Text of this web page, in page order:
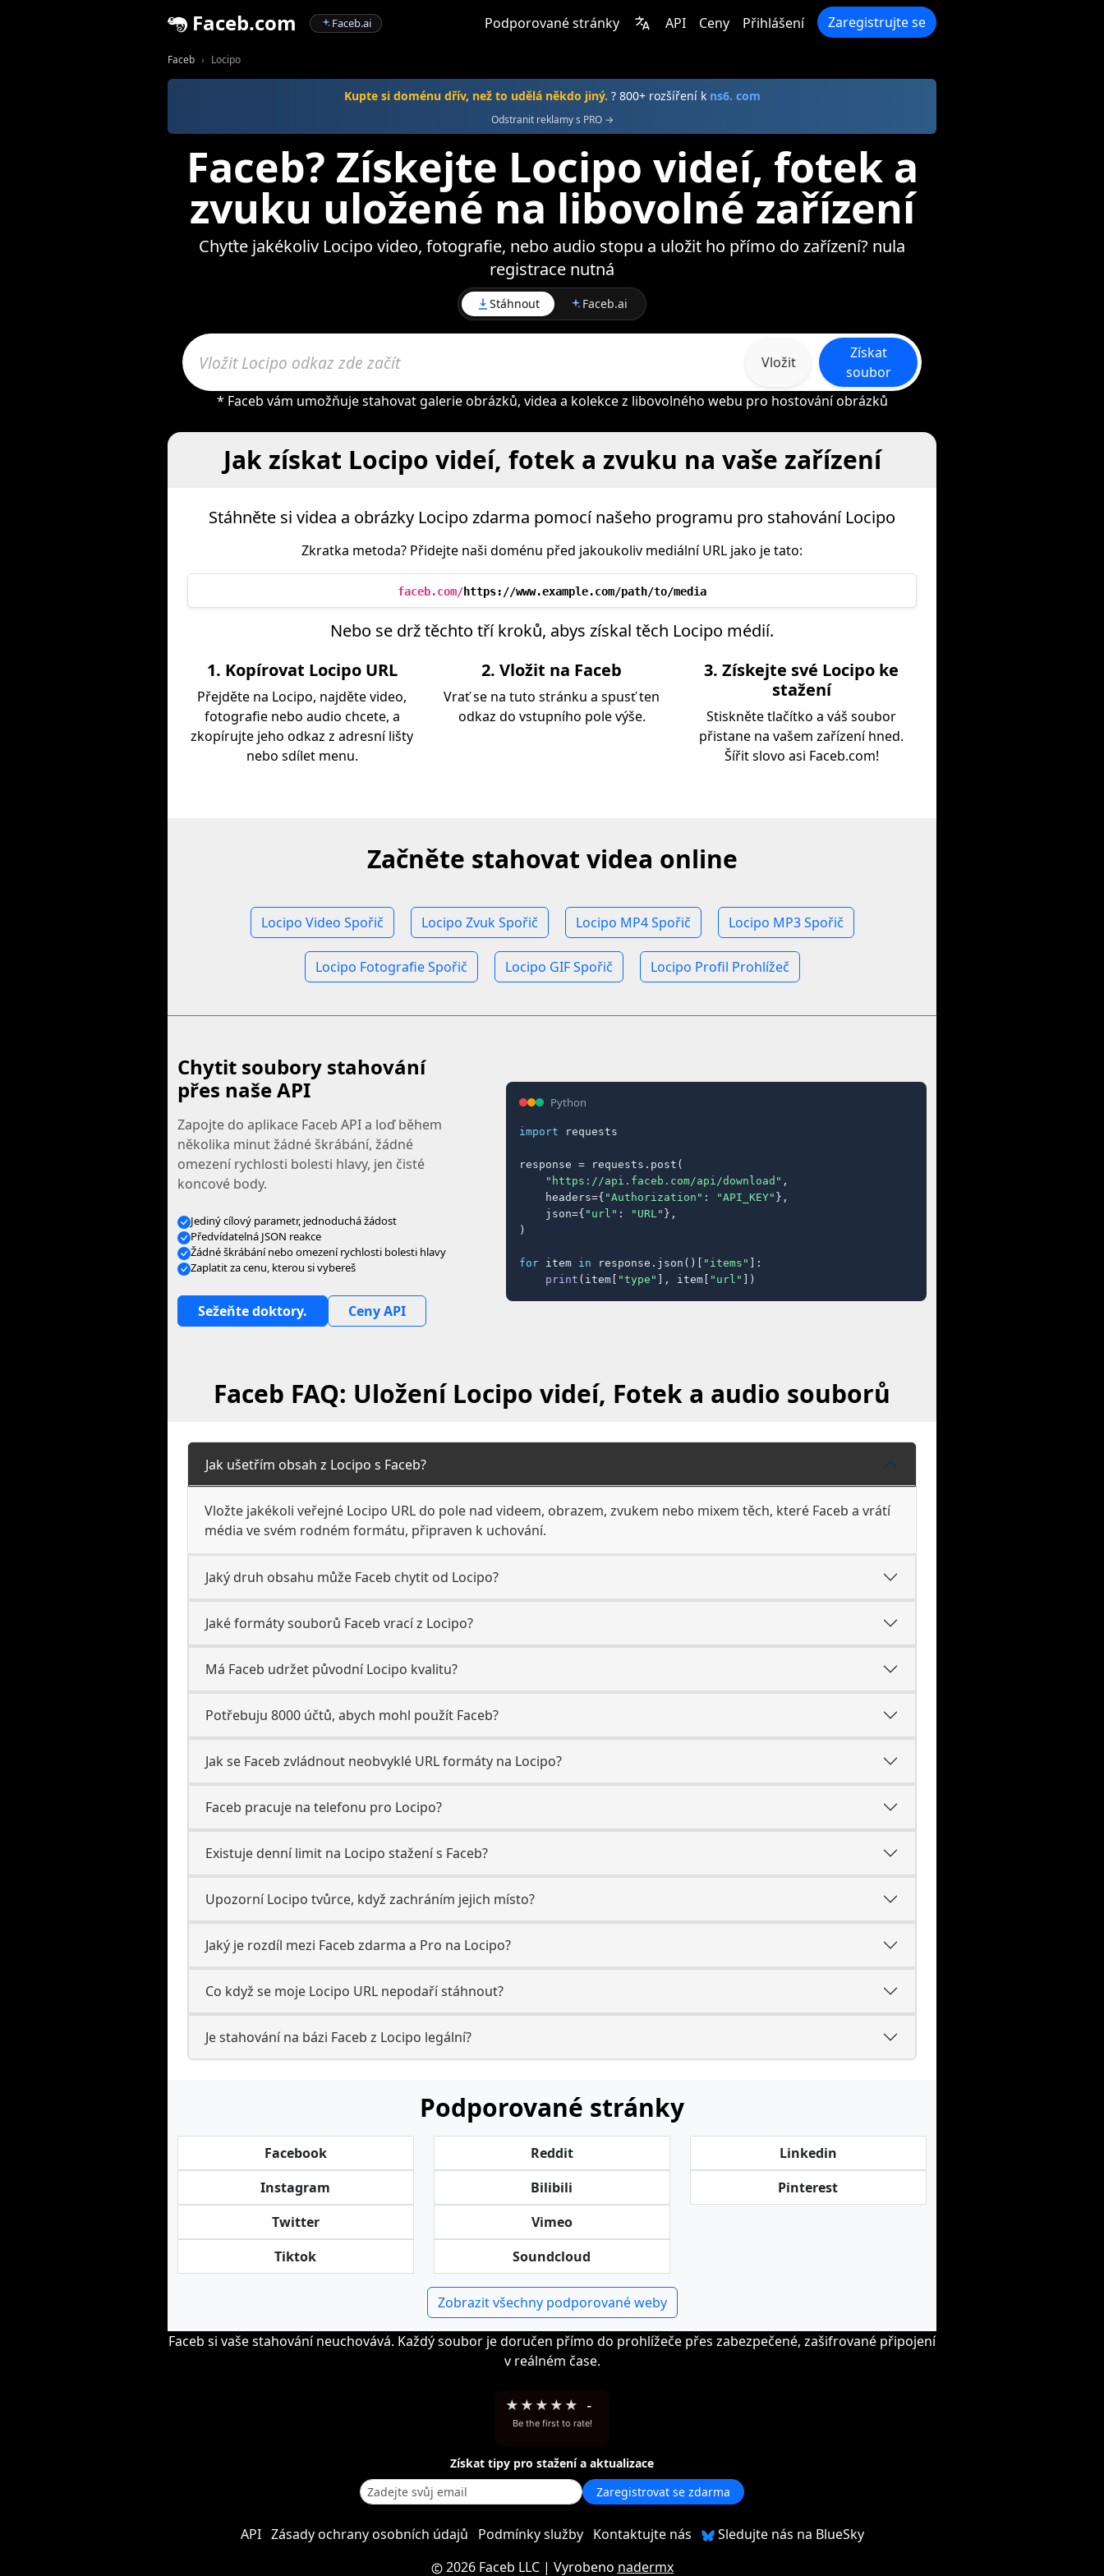
Faceb.com Faceb.ai Podporované stránky API Ceny Přihlášení Zaregistrujte se
Faceb Locipo
Kupte si doménu dřív, než to udělá někdo jiný. ? 800+ rozšíření k ns6. com
Odstranit reklamy s PRO →
Faceb? Získejte Locipo videí, fotek a
zvuku uložené na libovolné zařízení
Chyťte jakékoliv Locipo video, fotografie, nebo audio stopu a uložit ho přímo do zařízení? nula
registrace nutná
Stáhnout Faceb.ai
Vložit
Získat
soubor
* Faceb vám umožňuje stahovat galerie obrázků, videa a kolekce z libovolného webu pro hostování obrázků
Jak získat Locipo videí, fotek a zvuku na vaše zařízení
Stáhněte si videa a obrázky Locipo zdarma pomocí našeho programu pro stahování Locipo
Zkratka metoda? Přidejte naši doménu před jakoukoliv mediální URL jako je tato:
faceb.com/https://www.example.com/path/to/media
Nebo se drž těchto tří kroků, abys získal těch Locipo médií.
1. Kopírovat Locipo URL
Přejděte na Locipo, najděte video,
fotografie nebo audio chcete, a
zkopírujte jeho odkaz z adresní lišty
nebo sdílet menu.
2. Vložit na Faceb
Vrať se na tuto stránku a spusť ten
odkaz do vstupního pole výše.
3. Získejte své Locipo ke
stažení
Stiskněte tlačítko a váš soubor
přistane na vašem zařízení hned.
Šířit slovo asi Faceb.com!
Začněte stahovat videa online
Locipo Video Spořič Locipo Zvuk Spořič Locipo MP4 Spořič Locipo MP3 Spořič
Locipo Fotografie Spořič Locipo GIF Spořič Locipo Profil Prohlížeč
Chytit soubory stahování
přes naše API
Zapojte do aplikace Faceb API a loď během
několika minut žádné škrábání, žádné
omezení rychlosti bolesti hlavy, jen čisté
koncové body.
Jediný cílový parametr, jednoduchá žádost
Předvídatelná JSON reakce
Žádné škrábání nebo omezení rychlosti bolesti hlavy
Zaplatit za cenu, kterou si vybereš
Sežeňte doktory. Ceny API
Python
import requests
response = requests.post(
"https://api.faceb.com/api/download" ,
    headers={
"Authorization" : "API_KEY" },
    json={
"url" : "URL" },
)
for item in response.json()[ "items" ]:
print (item[ "type" ], item[ "url" ])
Faceb FAQ: Uložení Locipo videí, Fotek a audio souborů
Jak ušetřím obsah z Locipo s Faceb?
Vložte jakékoli veřejné Locipo URL do pole nad videem, obrazem, zvukem nebo mixem těch, které Faceb a vrátí
média ve svém rodném formátu, připraven k uchování.
Jaký druh obsahu může Faceb chytit od Locipo?
Jaké formáty souborů Faceb vrací z Locipo?
Má Faceb udržet původní Locipo kvalitu?
Potřebuju 8000 účtů, abych mohl použít Faceb?
Jak se Faceb zvládnout neobvyklé URL formáty na Locipo?
Faceb pracuje na telefonu pro Locipo?
Existuje denní limit na Locipo stažení s Faceb?
Upozorní Locipo tvůrce, když zachráním jejich místo?
Jaký je rozdíl mezi Faceb zdarma a Pro na Locipo?
Co když se moje Locipo URL nepodaří stáhnout?
Je stahování na bázi Faceb z Locipo legální?
Podporované stránky
Facebook
Instagram
Twitter
Tiktok
Reddit
Bilibili
Vimeo
Soundcloud
Linkedin
Pinterest
Zobrazit všechny podporované weby
Faceb si vaše stahování neuchovává. Každý soubor je doručen přímo do prohlížeče přes zabezpečené, zašifrované připojení
v reálném čase.
★ ★ ★ ★ ★ -
Be the first to rate!
Získat tipy pro stažení a aktualizace
Zaregistrovat se zdarma
API Zásady ochrany osobních údajů Podmínky služby Kontaktujte nás
Sledujte nás na BlueSky
2026 Faceb LLC| Vyrobeno nadermx